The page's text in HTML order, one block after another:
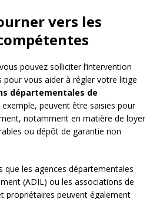
vers les
pouvez solliciter l’intervention
pour vous aider à régler votre litige
départementales de
exemple, peuvent être saisies pour
notamment en matière de loyer
ou dépôt de garantie non
que les agences départementales
(ADIL) ou les associations de
propriétaires peuvent également